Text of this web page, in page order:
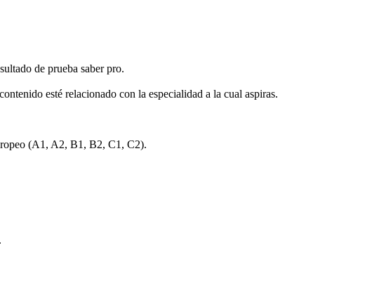
de prueba saber pro.
esté relacionado con la especialidad a la cual aspiras.
(A1, A2, B1, B2, C1, C2).